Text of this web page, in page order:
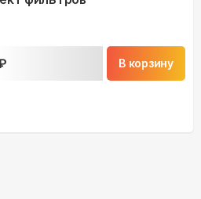
В корзину